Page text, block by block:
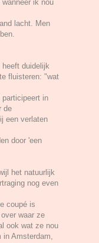
ik nou
lacht. Men
duidelijk
fluisteren: "wat
in
de
een verlaten
door 'een
het natuurlijk
nog even
coupé is
waar ze
ook wat ze nou
in Amsterdam,